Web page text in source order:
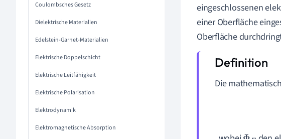
Coulombsches Gesetz
Dielektrische Materialien
Edelstein-Garnet-Materialien
Elektrische Doppelschicht
Elektrische Leitfähigkeit
Elektrische Polarisation
Elektrodynamik
Elektromagnetische Absorption
eingeschlossenen
einer Oberfläche
Oberfläche
Die